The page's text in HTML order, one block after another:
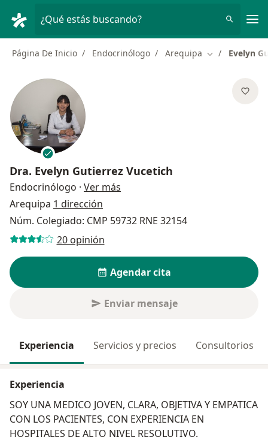
¿Qué estás buscando?
Página De Inicio Endocrinólogo Arequipa Cambiar de
Evelyn
Dra. Evelyn Gutierrez Vucetich
Endocrinólogo · Ver más
Arequipa 1 dirección
Núm. Colegiado: CMP 59732 RNE 32154
20 opinión
Agendar cita
Enviar mensaje
Experiencia Servicios y precios Consultorios
Experiencia
SOY UNA MEDICO JOVEN, CLARA, OBJETIVA Y EMPATICA
CON LOS PACIENTES, CON EXPERIENCIA EN
HOSPITALES DE ALTO NIVEL RESOLUTIVO.